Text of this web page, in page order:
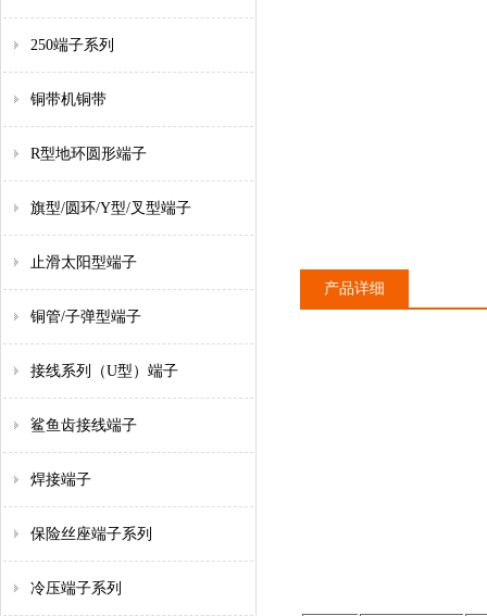
250端子系列
铜带机铜带
R型地环圆形端子
旗型/圆环/Y型/叉型端子
止滑太阳型端子
铜管/子弹型端子
接线系列（U型）端子
鲨鱼齿接线端子
焊接端子
保险丝座端子系列
冷压端子系列
产品详细